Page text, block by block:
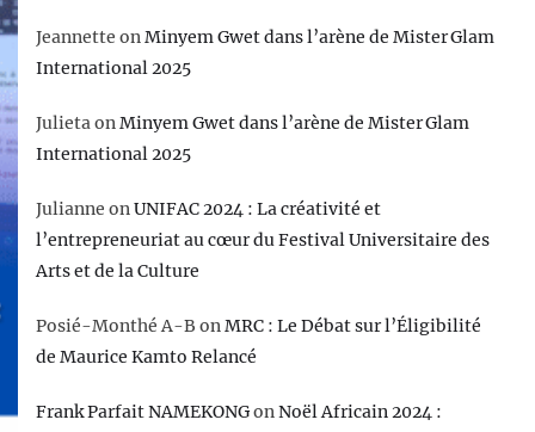
Jeannette onMinyem Gwet dans l’arène de Mister Glam
International 2025
JulietaonMinyem Gwet dans l’arène de Mister Glam
International 2025
Julianne onUNIFAC 2024 : La créativité et
l’entrepreneuriat au cœur du Festival Universitaire des
Arts et de la Culture
Posié-Monthé A-B onMRC : Le Débat sur l’Éligibilité
de Maurice Kamto Relancé
Frank Parfait NAMEKONGonNoël Africain 2024 :